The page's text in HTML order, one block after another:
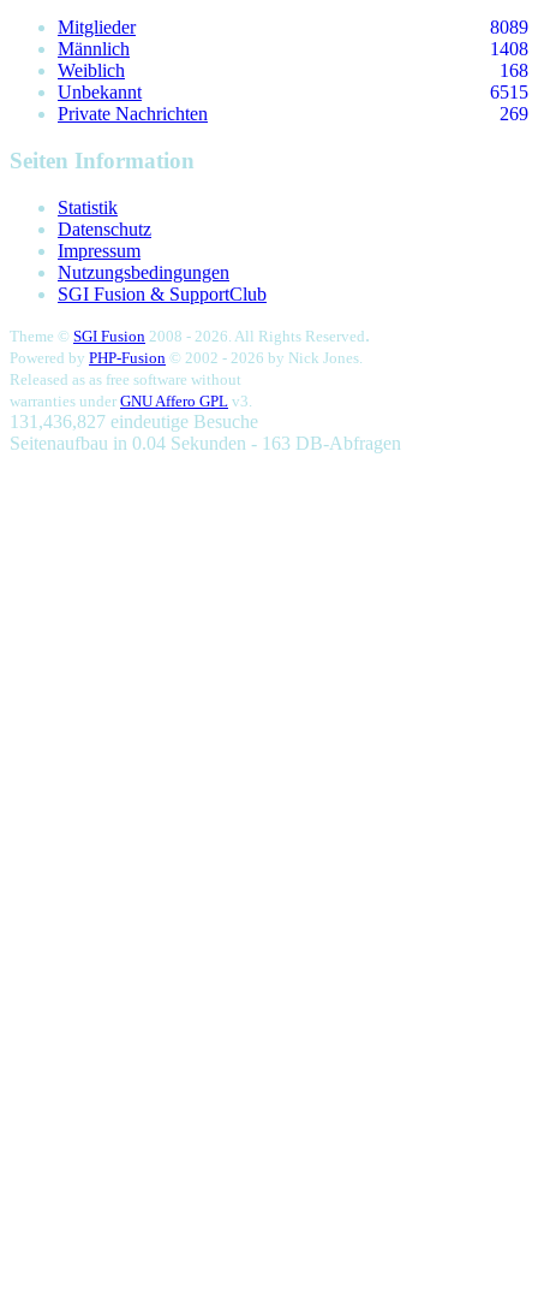
Mitglieder
8089
Männlich
1408
Weiblich
168
Unbekannt
6515
Private Nachrichten
269
Seiten Information
Statistik
Datenschutz
Impressum
Nutzungsbedingungen
SGI Fusion & SupportClub
Theme © SGI Fusion 2008 - 2026. All Rights Reserved.
Powered by PHP-Fusion © 2002 - 2026 by Nick Jones.
Released as as free software without
warranties under GNU Affero GPL v3.
131,436,827 eindeutige Besuche
Seitenaufbau in 0.04 Sekunden - 163 DB-Abfragen